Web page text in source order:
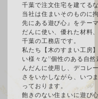
千葉で注文住宅を建てる
当社は住まいそのものに
先にある遊び心』をテー
だんに使い、優れた材料
千葉の工務店です。
私たち【木のすまい工房
い様々な”個性のある自
んだんに使用し、デコレ
さをいかしながら、いつ
っております。
飽きのない住まいに遊び